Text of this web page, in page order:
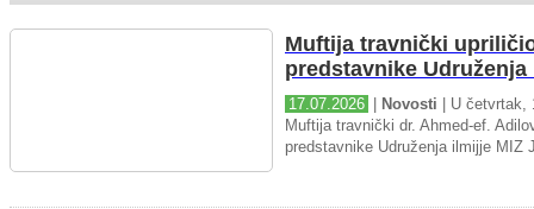
Muftija travnički
predstavnike
17.07.2026 Novosti | U četvrtak,
Muftija travnički dr. Ahmed-ef.
predstavnike Udruženja ilmijje MIZ